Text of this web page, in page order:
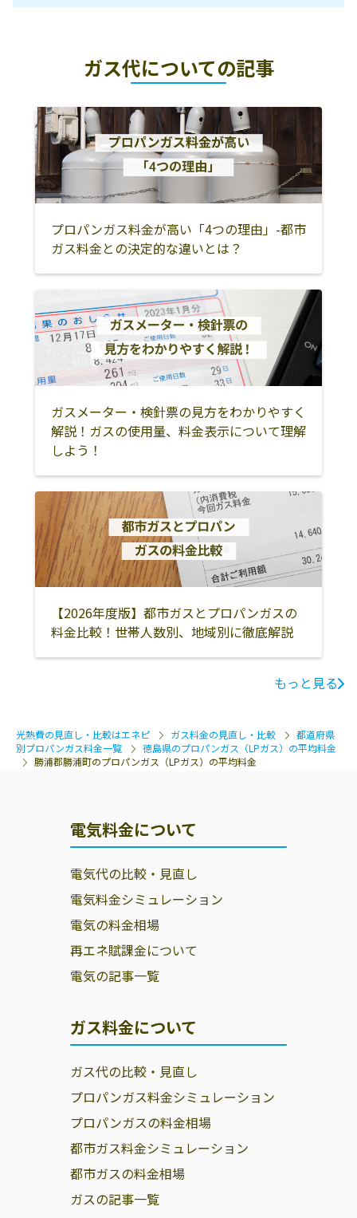
板野郡北島町
板野郡藍住町
板野郡板野町
村
名西郡神山町 勝浦郡勝浦町
勝浦郡上勝町
阿南市
那賀郡那賀町
海部郡美波町
美馬市
阿波市
美馬郡つるぎ町
三好郡東みよし
町
鳴門市
ガス代についての記事
プロパンガス料金が高い「4つの理由」-都市
ガス料金との決定的な違いとは？
ガスメーター・検針票の見方をわかりやすく
解説！ガスの使用量、料金表示について理解
しよう！
【2026年度版】都市ガスとプロパンガスの
料金比較！世帯人数別、地域別に徹底解説
もっと見る
光熱費の見直し・比較はエネピ ガス料金の見直し・比較
都道府県
別プロパンガス料金一覧
徳島県のプロパンガス（LPガス）の平均料金
勝浦郡勝浦町のプロパンガス（LPガス）の平均料金
電気料金について
電気代の比較・見直し
電気料金シミュレーション
電気の料金相場
再エネ賦課金について
電気の記事一覧
ガス料金について
ガス代の比較・見直し
プロパンガス料金シミュレーション
プロパンガスの料金相場
都市ガス料金シミュレーション
都市ガスの料金相場
ガスの記事一覧